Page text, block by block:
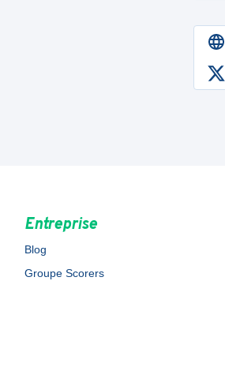
Entreprise
Blog
Groupe Scorers